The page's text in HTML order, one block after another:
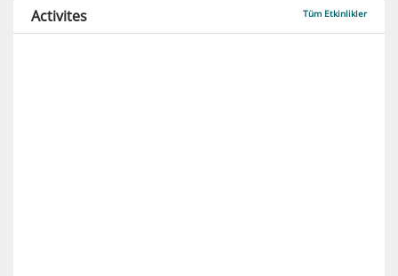
Activites Tüm Etkinlikler